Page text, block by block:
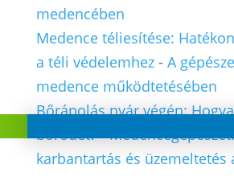
medencében
Medence téliesítése:
a téli védelemhez- A
medence működtetésében
Bőrápolás nyár végén:
bőrödet?-
karbantartás és üzemeltetés